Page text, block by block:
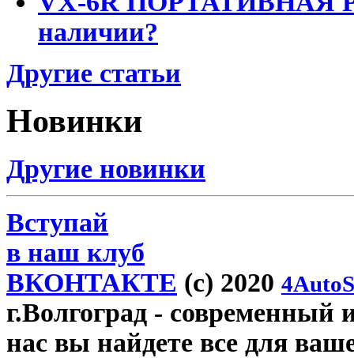
наличии?
Другие статьи
Новинки
Другие новинки
Вступай
в наш клуб
ВКОНТАКТЕ (c) 2020
г.Волгоград - современный
нас вы найдете все для